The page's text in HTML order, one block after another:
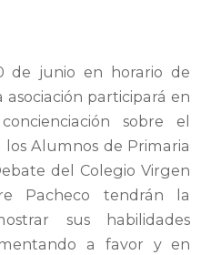
de junio en horario de
asociación participará en
sobre el
Alumnos de Primaria
del Colegio Virgen
Pacheco tendrán la
sus habilidades
a favor y en